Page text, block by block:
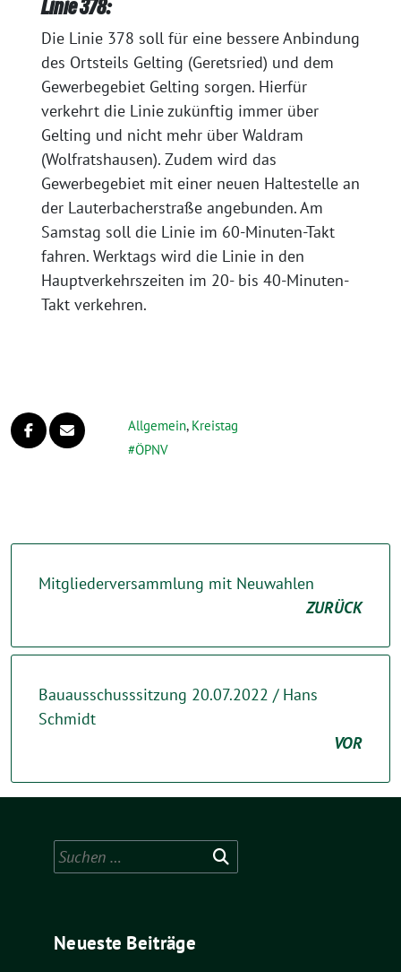
Linie 378:
Die Linie 378 soll für eine bessere Anbindung
des Ortsteils Gelting (Geretsried) und dem
Gewerbegebiet Gelting sorgen. Hierfür
verkehrt die Linie zukünftig immer über
Gelting und nicht mehr über Waldram
(Wolfratshausen). Zudem wird das
Gewerbegebiet mit einer neuen Haltestelle an
der Lauterbacherstraße angebunden. Am
Samstag soll die Linie im 60-Minuten-Takt
fahren. Werktags wird die Linie in den
Hauptverkehrszeiten im 20- bis 40-Minuten-
Takt verkehren.
Allgemein, Kreistag
ÖPNV
Mitgliederversammlung mit Neuwahlen
ZURÜCK
Bauausschusssitzung 20.07.2022 / Hans
Schmidt
VOR
Suchen
nach:
Neueste Beiträge